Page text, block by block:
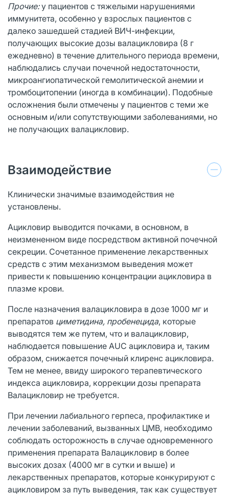
Прочие:у пациентов с тяжелыми нарушениями
иммунитета, особенно у взрослых пациентов с
далеко зашедшей стадией ВИЧ-инфекции,
получающих высокие дозы валацикловира (8 г
ежедневно) в течение длительного периода времени,
наблюдались случаи почечной недостаточности,
микроангиопатической гемолитической анемии и
тромбоцитопении (иногда в комбинации). Подобные
осложнения были отмечены у пациентов с теми же
основным и/или сопутствующими заболеваниями, но
не получающих валацикловир.
Взаимодействие
Клинически значимые взаимодействия не
установлены.
Ацикловир выводится почками, в основном, в
неизмененном виде посредством активной почечной
секреции. Сочетанное применение лекарственных
средств с этим механизмом выведения может
привести к повышению концентрации ацикловира в
плазме крови.
После назначения валацикловира в дозе 1000 мг и
препаратов циметидина, пробенецида, которые
выводятся тем же путем, что и валацикловир,
наблюдается повышение AUC ацикловира и, таким
образом, снижается почечный клиренс ацикловира.
Тем не менее, ввиду широкого терапевтического
индекса ацикловира, коррекции дозы препарата
Валацикловир не требуется.
При лечении лабиального герпеса, профилактике и
лечении заболеваний, вызванных ЦМВ, необходимо
соблюдать осторожность в случае одновременного
применения препарата Валацикловир в более
высоких дозах (4000 мг в сутки и выше) и
лекарственных препаратов, которые конкурируют с
ацикловиром за путь выведения, так как существует